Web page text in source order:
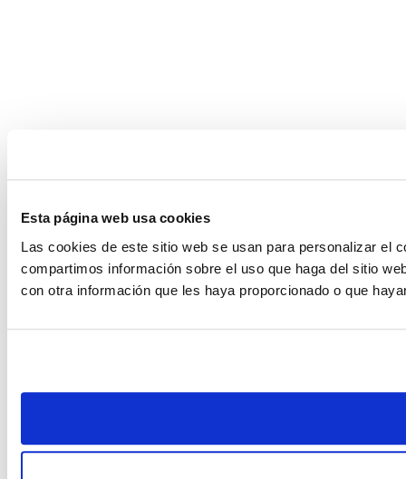
Esta página web usa cookies
Las cookies de este sitio web se usan para personalizar el
compartimos información sobre el uso que haga del sitio
con otra información que les haya proporcionado o que